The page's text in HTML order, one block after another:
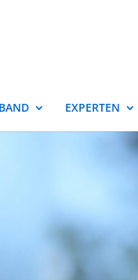
EXPERTEN